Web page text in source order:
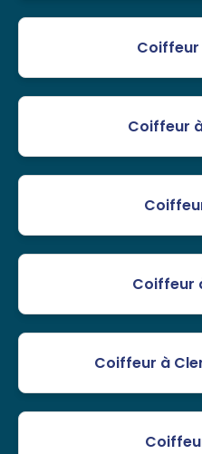
Coiffeur
Coiffeur
Coiffeur
Coiffeur à